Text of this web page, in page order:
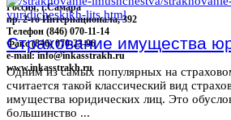
Россия, г.Самара
пр. 2-го Интернационала, 392
Телефон (846) 070-11-14
Факс (846) 070-23-96
e-mail: info@inkasstrakh.ru
www.inkasstrakh.ru
Страхование имущества
Одним из самых популярных на
считается такой классический вид
имущества юридических лиц. Это
большинство ...